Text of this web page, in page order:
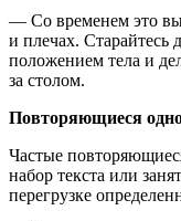
— Со временем это
и плечах. Старайтесь
положением тела и
за столом.
Повторяющиеся
Частые
набор текста или
перегрузке